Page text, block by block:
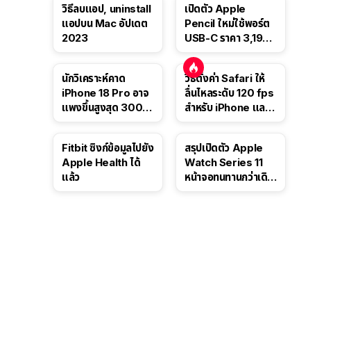
วิธีลบแอป, uninstall
แอปบน Mac อัปเดต
2023
เปิดตัว Apple
Pencil ใหม่ใช้พอร์ต
USB-C ราคา 3,190
นี้
นักวิเคราะห์คาด
iPhone 18 Pro อาจ
แพงขึ้นสูงสุด 300
วิธีตั้งค่า Safari ให้
ลื่นไหลระดับ 120 fps
สำหรับ iPhone และ
Fitbit ซิงก์ข้อมูลไปยัง
Apple Health ได้
แล้ว
สรุปเปิดตัว Apple
Watch Series 11
หน้าจอทนทานกว่าเดิม